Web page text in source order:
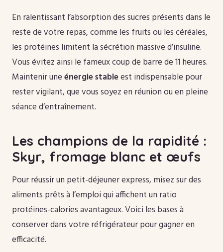
En ralentissant l’absorption des sucres présents dans le
reste de votre repas, comme les fruits ou les céréales,
les protéines limitent la sécrétion massive d’insuline.
Vous évitez ainsi le fameux coup de barre de 11 heures.
Maintenir uneénergie stableest indispensable pour
rester vigilant, que vous soyez en réunion ou en pleine
séance d’entraînement.
Les champions de la rapidité :
Skyr, fromage blanc et œufs
Pour réussir un petit-déjeuner express, misez sur des
aliments prêts à l’emploi qui affichent un ratio
protéines-calories avantageux. Voici les bases à
conserver dans votre réfrigérateur pour gagner en
efficacité.